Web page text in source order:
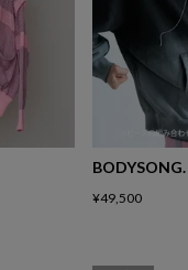
BODYSONG.
¥49,500